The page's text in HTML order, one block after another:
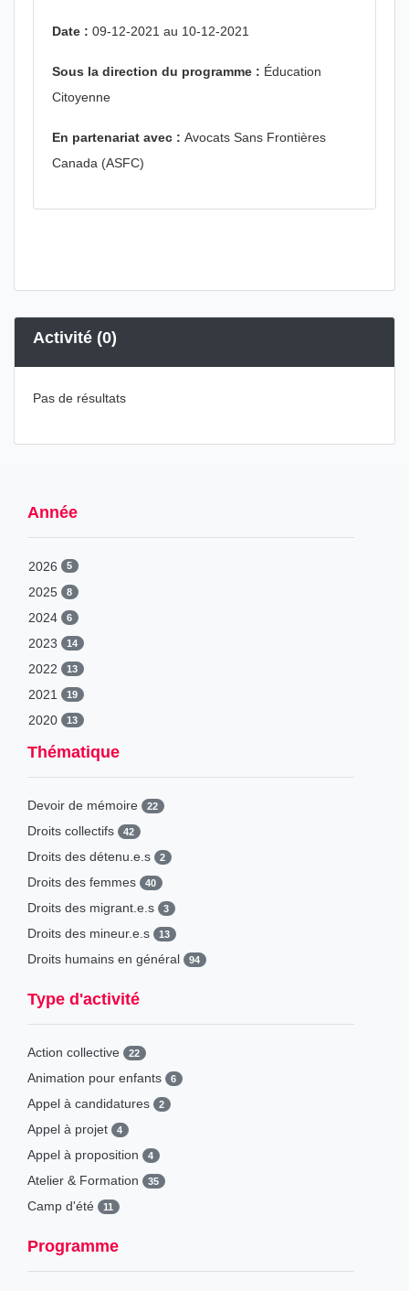
Date : 09-12-2021 au 10-12-2021
Sous la direction du programme : Éducation
Citoyenne
En partenariat avec : Avocats Sans Frontières
Canada (ASFC)
Activité (0)
Pas de résultats
Année
2026 5
2025 8
2024 6
2023 14
2022 13
2021 19
2020 13
2019
Thématique
Devoir de mémoire 22
Droits collectifs 42
Droits des détenu.e.s 2
Droits des femmes 40
Droits des migrant.e.s 3
Droits des mineur.e.s 13
Droits humains en général 94
Type d'activité
Action collective 22
Animation pour enfants 6
Appel à candidatures 2
Appel à projet 4
Appel à proposition 4
Atelier & Formation 35
Camp d'été 11
Causeries
Programme